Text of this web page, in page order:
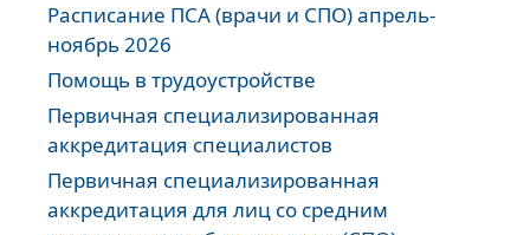
Расписание ПСА (врачи и СПО) апрель-
ноябрь 2026
Помощь в трудоустройстве
Первичная специализированная
аккредитация специалистов
Первичная специализированная
аккредитация для лиц со средним